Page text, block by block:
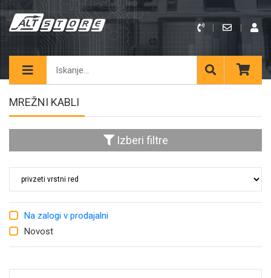
MREŽNI KABLI
Izberi filtre
Na zalogi v prodajalni
Novost